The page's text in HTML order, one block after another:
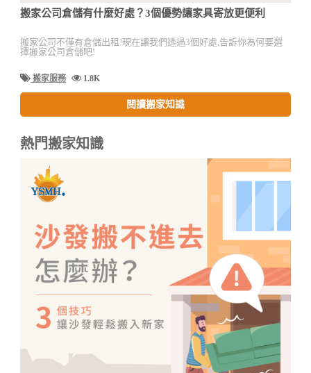
搬家公司倉儲有什麼好處？3個優勢讓家具寄放更便利
搬家公司不僅有倉儲出租!現在讓我們透過3個好處,告訴你為何要選
擇搬家公司倉儲吧!
搬家服務 1.8K
閱讀搬家知識
熱門搬家知識